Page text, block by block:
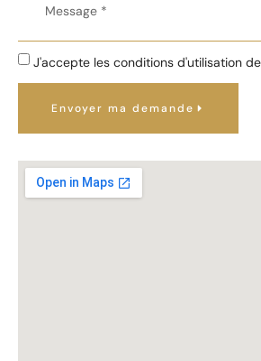
J'accepte les conditions d'utilisation
Envoyer ma demande